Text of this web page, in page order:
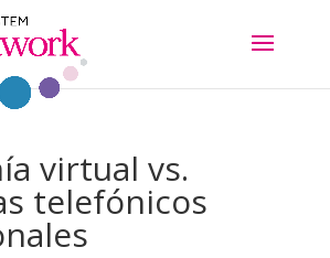
virtual vs.
telefónicos